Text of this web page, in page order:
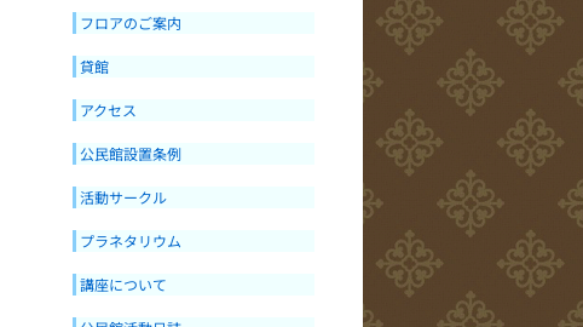
フロアのご案内
貸館
アクセス
公民館設置条例
活動サークル
プラネタリウム
講座について